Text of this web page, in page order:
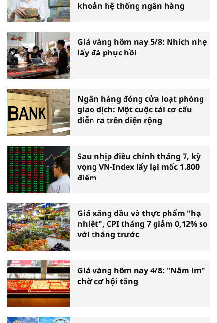
khoản hệ thống ngân hàng
Giá vàng hôm nay 5/8: Nhích nhẹ
lấy đà phục hồi
Ngân hàng đóng cửa loạt phòng
giao dịch: Một cuộc tái cơ cấu
diễn ra trên diện rộng
Sau nhịp điều chỉnh tháng 7, kỳ
vọng VN-Index lấy lại mốc 1.800
điểm
Giá xăng dầu và thực phẩm "hạ
nhiệt", CPI tháng 7 giảm 0,12% so
với tháng trước
Giá vàng hôm nay 4/8: "Nằm im"
chờ cơ hội tăng